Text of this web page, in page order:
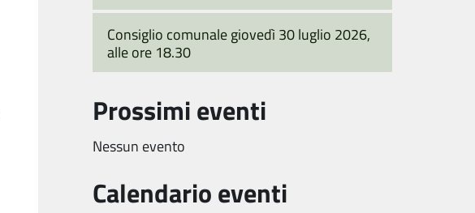
Consiglio comunale giovedì 30 luglio 2026,
alle ore 18.30
Prossimi eventi
Nessun evento
Calendario eventi